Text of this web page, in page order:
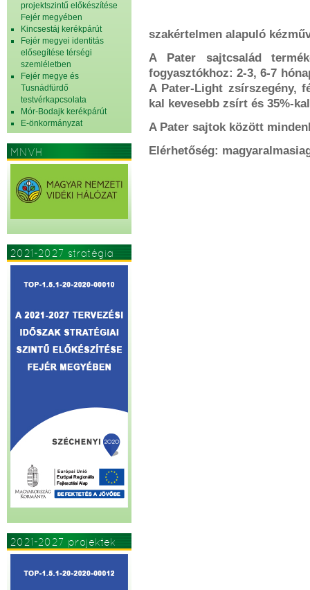
projektszintű előkészítése
Fejér megyében
Kincsestáj kerékpárút
Fejér megyei identitás
elősegítése térségi
szemléletben
Fejér megye és
Tusnádfürdő
testvérkapcsolata
Mór-Bodajk kerékpárút
E-önkormányzat
MNVH
2021-2027 stratégia
2021-2027 projektek
szakértelmen alapuló
A Pater sajtcsalád
fogyasztókhoz: 2-3, 6-7
A Pater-Light zsírszegény,
kal kevesebb zsírt és 35%-
A Pater sajtok között
Elérhetőség: